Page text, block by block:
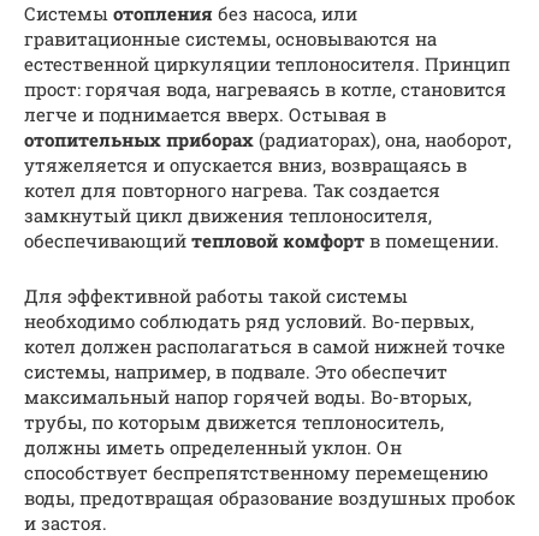
Системы отопления без насоса, или
гравитационные системы, основываются на
естественной циркуляции теплоносителя. Принцип
прост: горячая вода, нагреваясь в котле, становится
легче и поднимается вверх. Остывая в
отопительных приборах (радиаторах), она, наоборот,
утяжеляется и опускается вниз, возвращаясь в
котел для повторного нагрева. Так создается
замкнутый цикл движения теплоносителя,
обеспечивающий тепловой комфорт в помещении.
Для эффективной работы такой системы
необходимо соблюдать ряд условий. Во-первых,
котел должен располагаться в самой нижней точке
системы, например, в подвале. Это обеспечит
максимальный напор горячей воды. Во-вторых,
трубы, по которым движется теплоноситель,
должны иметь определенный уклон. Он
способствует беспрепятственному перемещению
воды, предотвращая образование воздушных пробок
и застоя.